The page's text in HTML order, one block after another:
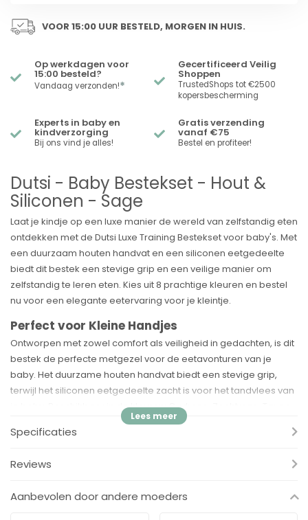
VOOR 15:00 UUR BESTELD, MORGEN IN HUIS.
Op werkdagen voor
15:00 besteld?
Vandaag verzonden!*
Gecertificeerd Veilig
Shoppen
TrustedShops tot €2500
kopersbescherming
Experts in baby en
kindverzorging
Bij ons vind je alles!
Gratis verzending
vanaf €75
Bestel en profiteer!
Dutsi - Baby Bestekset - Hout &
Siliconen - Sage
Laat je kindje op een luxe manier de wereld van zelfstandig eten
ontdekken met de Dutsi Luxe Training Bestekset voor baby's. Met
een duurzaam houten handvat en een siliconen eetgedeelte
biedt dit bestek een stevige grip en een veilige manier om
zelfstandig te leren eten. Kies uit 8 prachtige kleuren en bestel
nu voor een elegante eetervaring voor je kleintje.
Perfect voor Kleine Handjes
Ontworpen met zowel comfort als veiligheid in gedachten, is dit
bestek de perfecte metgezel voor de eetavonturen van je
baby. Het duurzame houten handvat biedt een stevige grip,
terwijl het siliconen eetgedeelte zacht is voor het tandvlees van
je baby. Beschikbaar in de kleuren: Oudroze, Zachtroze, Taupe,
Pastelblauw, Grijsblauw, Mosterdgeel, Sage, en Kaneelbruin.
✓Duurzaam en Stevig
✓Veilig voor Baby’s- Het siliconen eetgedeelte is zacht voor
Specificaties
Reviews
Aanbevolen door andere moeders